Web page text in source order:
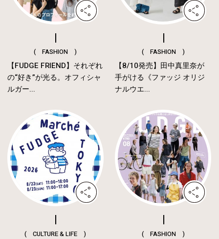
( FASHION )
【FUDGE FRIEND】それぞれ
の“好き”が光る。オフィシャ
ルガー...
( FASHION )
【8/10発売】田中真里奈が
手がける《ファッジ オリジ
ナルウエ...
( CULTURE & LIFE ) ( FASHION )